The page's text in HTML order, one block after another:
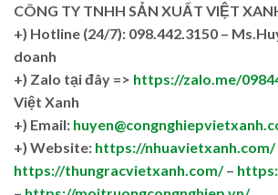
CÔNG TY TNHH SẢN XUẤT VIỆT
+) Hotline (24/7): 098.442.3150 –
doanh
+) Zalo tại đây => https://zalo.me/
Việt Xanh
+) Email:
+) Website: https://nhuavietxanh.com/
https://thungracvietxanh.com/–